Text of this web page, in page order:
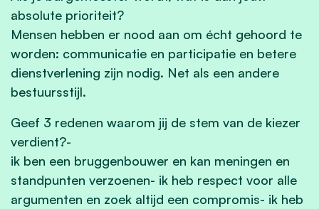
absolute prioriteit?
Mensen hebben er nood aan om écht gehoord te
worden: communicatie en participatie en betere
dienstverlening zijn nodig. Net als een andere
bestuursstijl.
Geef 3 redenen waarom jij de stem van de kiezer
verdient?-
ik ben een bruggenbouwer en kan meningen en
standpunten verzoenen- ik heb respect voor alle
argumenten en zoek altijd een compromis- ik heb